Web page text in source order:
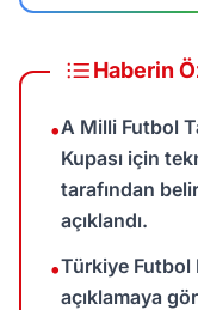
Haberin
•A Milli Futbol
Kupası için
tarafından
açıklandı.
•Türkiye Futbol
açıklamaya